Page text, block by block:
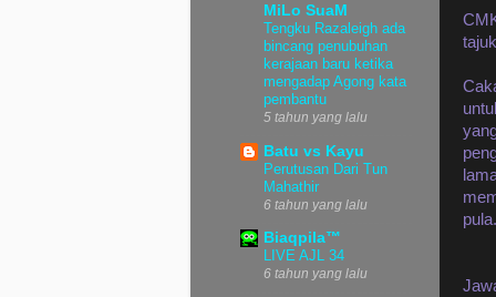
MiLo SuaM
Tengku Razaleigh ada
bincang penubuhan
kerajaan baru ketika
mengadap Agong kata
pembantu
5 tahun yang lalu
Batu vs Kayu
Perutusan Dari Tun
Mahathir
6 tahun yang lalu
Biaqpila™
LIVE AJL 34
6 tahun yang lalu